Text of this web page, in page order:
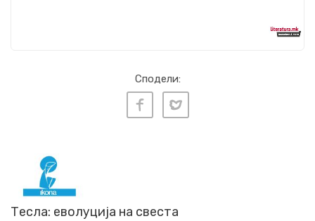
Сподели:
Тесла: еволуција на свеста